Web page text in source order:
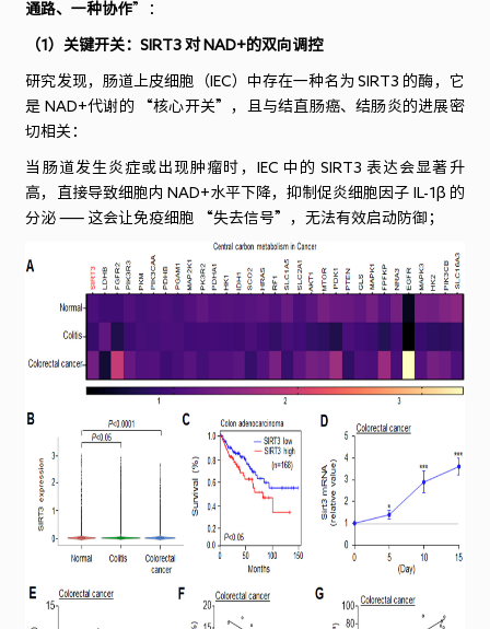
通路、一种协作”：
（1）关键开关：SIRT3 对 NAD+的双向调控
研究发现，肠道上皮细胞（IEC）中存在一种名为 SIRT3 的酶，它
是 NAD+代谢的 “核心开关”，且与结直肠癌、结肠炎的进展密
切相关：
当肠道发生炎症或出现肿瘤时，IEC 中的 SIRT3 表达会显著升
高，直接导致细胞内 NAD+水平下降，抑制促炎细胞因子 IL-1β 的
分泌 —— 这会让免疫细胞 “失去信号”，无法有效启动防御；